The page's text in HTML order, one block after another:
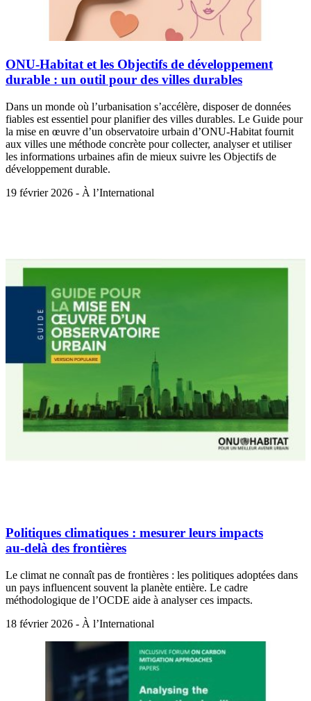
ONU-Habitat et les Objectifs de développement
durable : un outil pour des villes durables
Dans un monde où l’urbanisation s’accélère, disposer de données
fiables est essentiel pour planifier des villes durables. Le Guide pour
la mise en œuvre d’un observatoire urbain d’ONU-Habitat fournit
aux villes une méthode concrète pour collecter, analyser et utiliser
les informations urbaines afin de mieux suivre les Objectifs de
développement durable.
19 février 2026 - À l’International
Politiques climatiques : mesurer leurs impacts
au‑delà des frontières
Le climat ne connaît pas de frontières : les politiques adoptées dans
un pays influencent souvent la planète entière. Le cadre
méthodologique de l’OCDE aide à analyser ces impacts.
18 février 2026 - À l’International